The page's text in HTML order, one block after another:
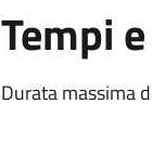
Tempi
Durata massima